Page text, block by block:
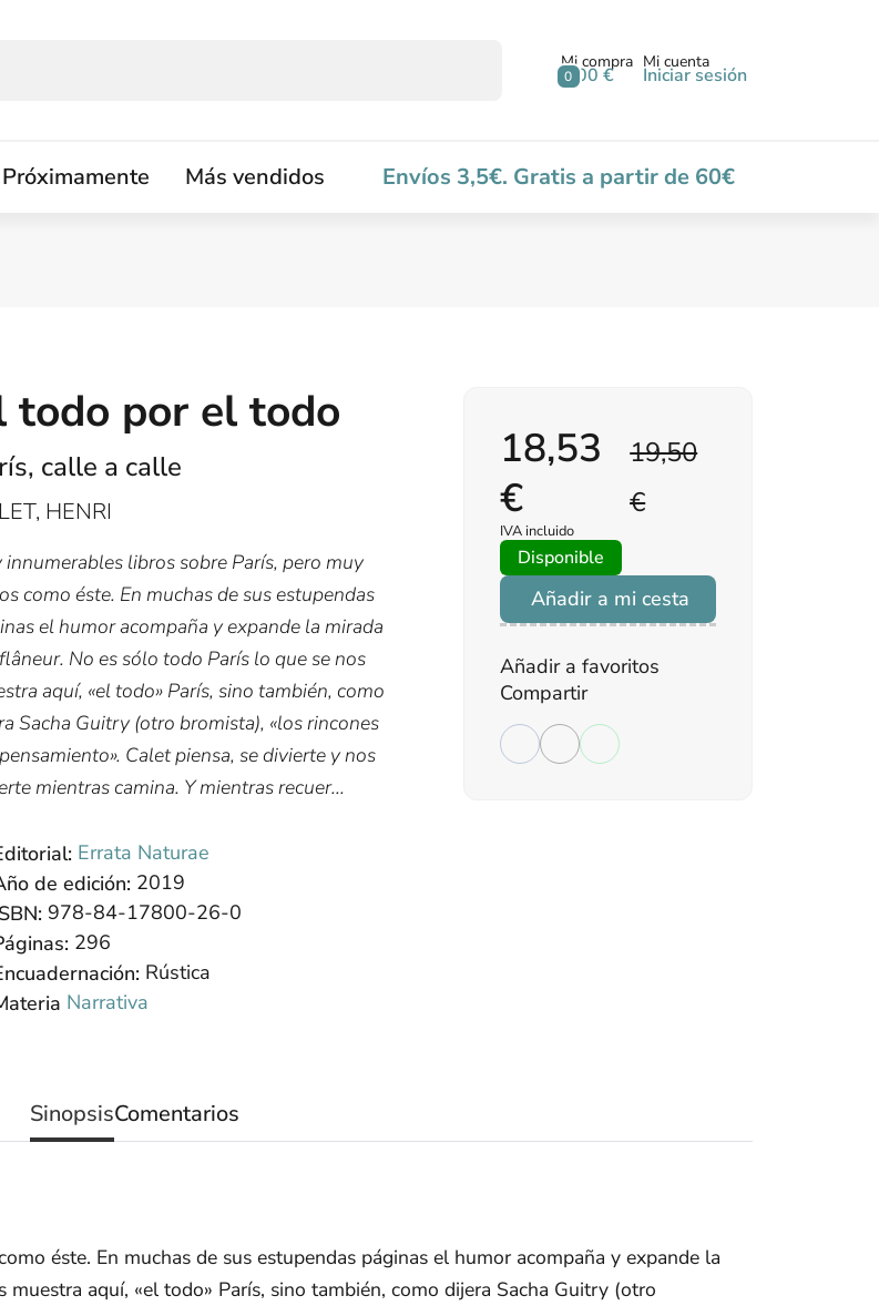
0
Mi compra
0,00 €
Mi cuenta
Iniciar sesión
Próximamente Más vendidos Envíos 3,5€. Gratis a partir de 60€
todo por el todo
calle a calle
HENRI
innumerables libros sobre París, pero muy
como éste. En muchas de sus estupendas
el humor acompaña y expande la mirada
No es sólo todo París lo que se nos
aquí, «el todo» París, sino también, como
Sacha Guitry (otro bromista), «los rincones
Calet piensa, se divierte y nos
mientras camina. Y mientras recuer...
Errata Naturae
de edición: 2019
978-84-17800-26-0
296
Rústica
Narrativa
19,50
€
18,53
€
IVA incluido
Disponible
Añadir a mi cesta
Añadir a favoritos
Compartir
SinopsisComentarios
éste. En muchas de sus estupendas páginas el humor acompaña y expande la
aquí, «el todo» París, sino también, como dijera Sacha Guitry (otro